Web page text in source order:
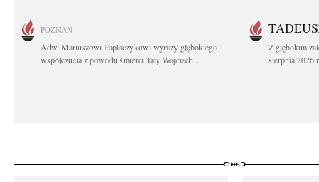
POZNAŃ
Adw. Mariuszowi Paplaczykowi wyrazy głębokiego
współczucia z powodu śmierci Taty Wojciech...
Z głębokim
sierpnia 2026